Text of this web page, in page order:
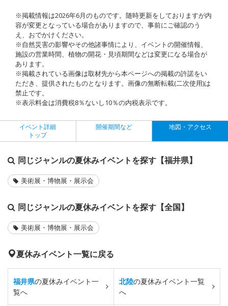
※掲載情報は2026年6月のものです。随時更新をしておりますが内
容が変更となっている場合がありますので、事前にご確認のう
え、おでかけください。
※自然災害の影響やその他諸事情により、イベントの開催情報、
施設の営業時間、植物の開花・見頃期間などは変更になる場合が
あります。
※掲載されている画像は取材先から本ページへの掲載の許諾をい
ただき、提供されたものとなります。画像の無断転載(二次使用)は
禁止です。
※表示料金は消費税8％ないし10％の内税表示です。
イベント詳細
トップ
開催期間など 地図・アクセス
同じジャンルの夏休みイベントを探す【福井県】
美術展・博物展・展示会
同じジャンルの夏休みイベントを探す【全国】
美術展・博物展・展示会
夏休みイベント一覧に戻る
福井県の夏休みイベント一
覧へ
北陸の夏休みイベント一覧
へ